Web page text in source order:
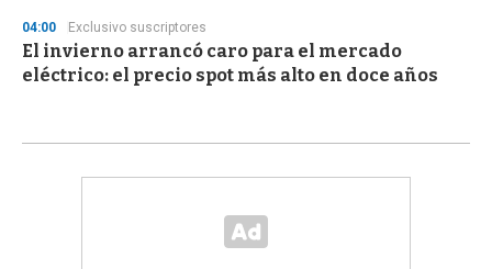
04:00 Exclusivo suscriptores
El invierno arrancó caro para el mercado
eléctrico: el precio spot más alto en doce años